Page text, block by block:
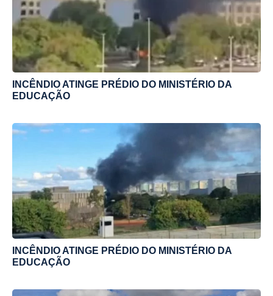
INCÊNDIO ATINGE PRÉDIO DO MINISTÉRIO DA
EDUCAÇÃO
INCÊNDIO ATINGE PRÉDIO DO MINISTÉRIO DA
EDUCAÇÃO